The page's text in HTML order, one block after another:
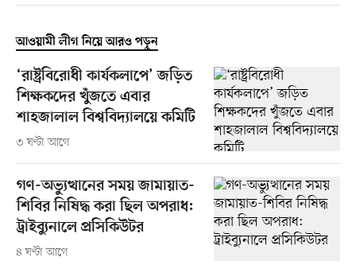
আওয়ামী লীগ নিয়ে আরও পড়ুন
‘রাষ্ট্রবিরোধী কার্যকলাপে’ জড়িত
শিক্ষকদের খুঁজতে এবার
শাহজালাল বিশ্ববিদ্যালয়ে কমিটি
৩ ঘণ্টা আগে
গণ-অভ্যুত্থানের সময় জামায়াত-
শিবির নিষিদ্ধ করা ছিল অপরাধ:
ট্রাইব্যুনালে প্রসিকিউটর
৪ ঘণ্টা আগে